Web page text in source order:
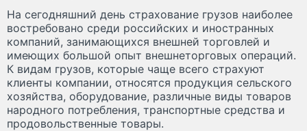
На сегодняшний день страхование грузов наиболее
востребовано среди российских и иностранных
компаний, занимающихся внешней торговлей и
имеющих большой опыт внешнеторговых операций.
К видам грузов, которые чаще всего страхуют
клиенты компании, относятся продукция сельского
хозяйства, оборудование, различные виды товаров
народного потребления, транспортные средства и
продовольственные товары.